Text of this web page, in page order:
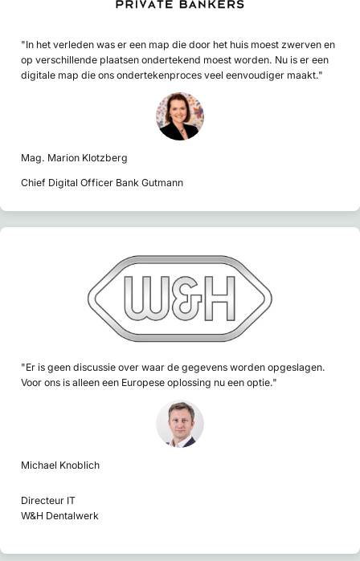
"In het verleden was er een map die door het huis moest zwerven en
op verschillende plaatsen ondertekend moest worden. Nu is er een
digitale map die ons ondertekenproces veel eenvoudiger maakt."
Mag. Marion Klotzberg
Chief Digital Officer Bank Gutmann
"Er is geen discussie over waar de gegevens worden opgeslagen.
Voor ons is alleen een Europese oplossing nu een optie."
Michael Knoblich
Directeur IT
W&H Dentalwerk